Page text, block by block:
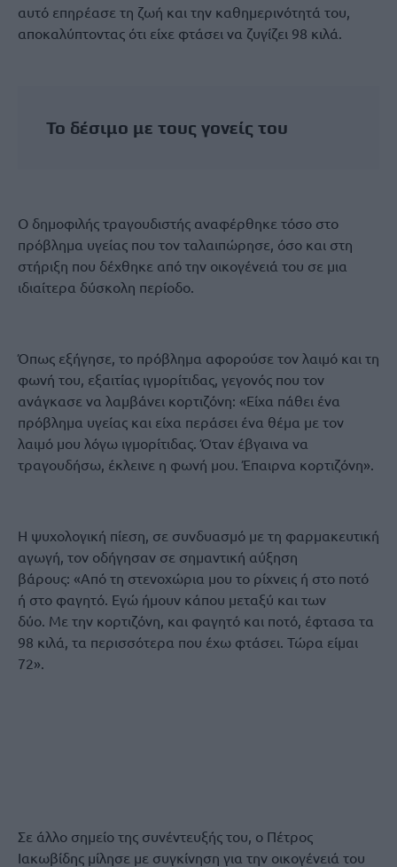
αυτό επηρέασε τη ζωή και την καθημερινότητά του,
αποκαλύπτοντας ότι είχε φτάσει να ζυγίζει 98 κιλά.
Το δέσιμο με τους γονείς του
Ο δημοφιλής τραγουδιστής αναφέρθηκε τόσο στο
πρόβλημα υγείας που τον ταλαιπώρησε, όσο και στη
στήριξη που δέχθηκε από την οικογένειά του σε μια
ιδιαίτερα δύσκολη περίοδο.
Όπως εξήγησε, το πρόβλημα αφορούσε τον λαιμό και τη
φωνή του, εξαιτίας ιγμορίτιδας, γεγονός που τον
ανάγκασε να λαμβάνει κορτιζόνη: «Είχα πάθει ένα
πρόβλημα υγείας και είχα περάσει ένα θέμα με τον
λαιμό μου λόγω ιγμορίτιδας. Όταν έβγαινα να
τραγουδήσω, έκλεινε η φωνή μου. Έπαιρνα κορτιζόνη».
Η ψυχολογική πίεση, σε συνδυασμό με τη φαρμακευτική
αγωγή, τον οδήγησαν σε σημαντική αύξηση
βάρους: «Από τη στενοχώρια μου το ρίχνεις ή στο ποτό
ή στο φαγητό. Εγώ ήμουν κάπου μεταξύ και των
δύο. Με την κορτιζόνη, και φαγητό και ποτό, έφτασα τα
98 κιλά, τα περισσότερα που έχω φτάσει. Τώρα είμαι
72».
Σε άλλο σημείο της συνέντευξής του, ο Πέτρος
Ιακωβίδης μίλησε με συγκίνηση για την οικογένειά του